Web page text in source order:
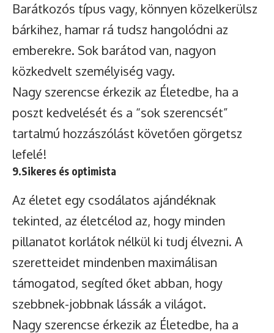
Barátkozós típus vagy, könnyen közelkerülsz
bárkihez, hamar rá tudsz hangolódni az
emberekre. Sok barátod van, nagyon
közkedvelt személyiség vagy.
Nagy szerencse érkezik az Életedbe, ha a
poszt kedvelését és a “sok szerencsét”
tartalmú hozzászólást követően görgetsz
lefelé!
9.Sikeres és optimista
Az életet egy csodálatos ajándéknak
tekinted, az életcélod az, hogy minden
pillanatot korlátok nélkül ki tudj élvezni. A
szeretteidet mindenben maximálisan
támogatod, segíted őket abban, hogy
szebbnek-jobbnak lássák a világot.
Nagy szerencse érkezik az Életedbe, ha a